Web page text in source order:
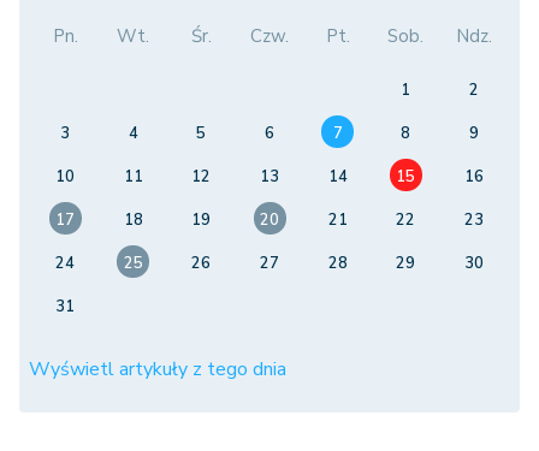
Pn. Wt. Śr. Czw. Pt. Sob. Ndz.
1
2
3
4 5 6 7 8
9
10
11 12 13 14 15
16
17
18 19 20 21 22
23
24
25 26 27 28 29
30
31
Wyświetl artykuły z tego dnia